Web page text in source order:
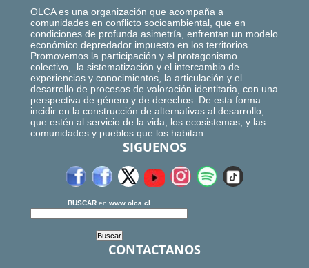
OLCA es una organización que acompaña a
comunidades en conflicto socioambiental, que en
condiciones de profunda asimetría, enfrentan un modelo
económico depredador impuesto en los territorios.
Promovemos la participación y el protagonismo
colectivo, la sistematización y el intercambio de
experiencias y conocimientos, la articulación y el
desarrollo de procesos de valoración identitaria, con una
perspectiva de género y de derechos. De esta forma
incidir en la construcción de alternativas al desarrollo,
que estén al servicio de la vida, los ecosistemas, y las
comunidades y pueblos que los habitan.
SIGUENOS
BUSCAR en www.olca.cl
CONTACTANOS